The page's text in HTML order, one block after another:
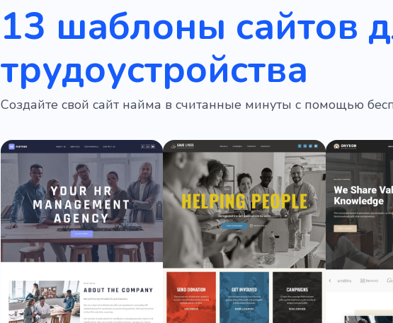
13 шаблоны сайтов
трудоустройства
Создайте свой сайт найма в считанные минуты с помощью